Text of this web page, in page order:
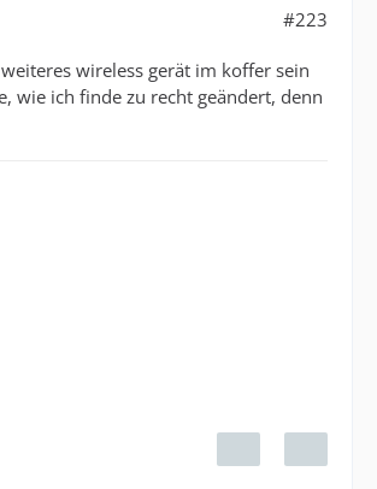
#223
wireless gerät im koffer sein
wie ich finde zu recht geändert, denn